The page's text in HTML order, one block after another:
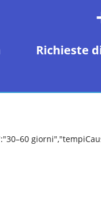
Richieste